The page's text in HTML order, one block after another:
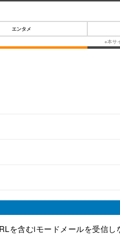
エンタメ
を含むiモードメールを受信し